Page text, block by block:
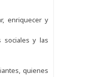
enriquecer y
sociales y las
quienes